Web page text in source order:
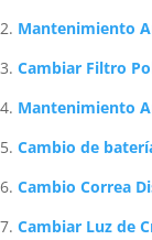
Mantenimiento
Cambiar Filtro
Mantenimiento
Cambio de
Cambio Correa
Cambiar Luz de